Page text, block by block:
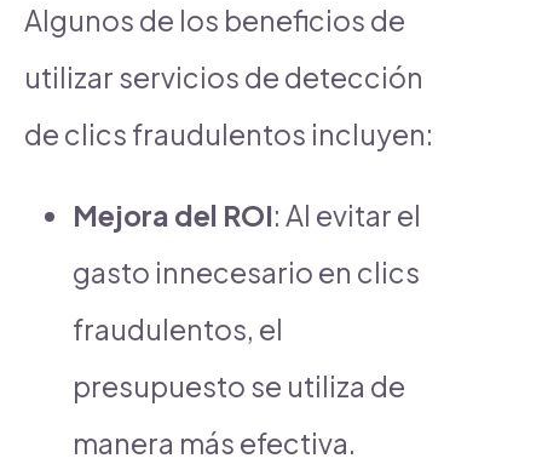
Algunos de los beneficios de
utilizar servicios de detección
de clics fraudulentos incluyen:
Mejora del ROI: Al evitar el
gasto innecesario en clics
fraudulentos, el
presupuesto se utiliza de
manera más efectiva.